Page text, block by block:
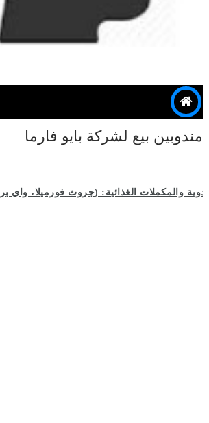
مندوبين بيع لشركة بايو فارما